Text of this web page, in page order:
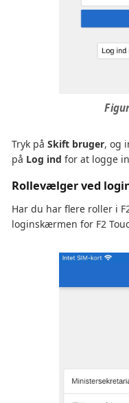
Tryk på Skift bruger, og
på Log ind for at logge
Rollevælger ved
Har du har flere roller i
loginskærmen for F2